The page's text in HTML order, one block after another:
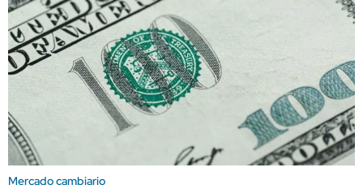
Mercado cambiario